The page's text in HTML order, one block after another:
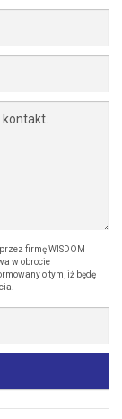
firmę WISDOM
w obrocie
o tym, iż będę